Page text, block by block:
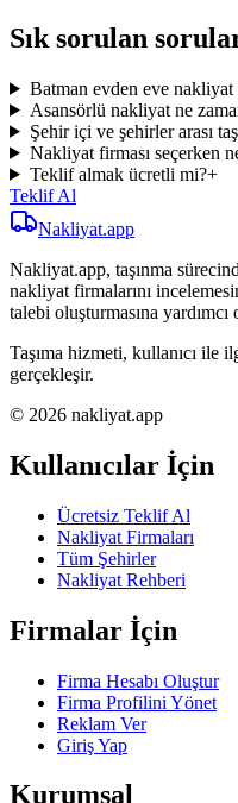
Sık sorulan
Batman evden eve nakliyat
Asansörlü nakliyat ne
Şehir içi ve şehirler arası
Nakliyat firması seçerken
Teklif almak ücretli mi?+
Teklif Al
Nakliyat.app
Nakliyat.app, taşınma
nakliyat firmalarını
talebi oluşturmasına
Taşıma hizmeti, kullanıcı ile
gerçekleşir.
© 2026 nakliyat.app
Kullanıcılar İçin
Ücretsiz Teklif Al
Nakliyat Firmaları
Tüm Şehirler
Nakliyat Rehberi
Firmalar İçin
Firma Hesabı Oluştur
Firma Profilini Yönet
Reklam Ver
Giriş Yap
Kurumsal